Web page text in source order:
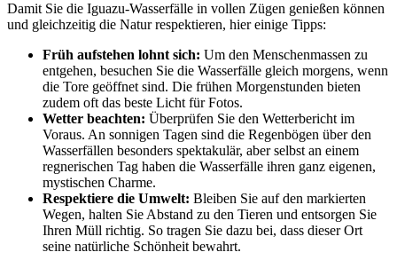
Damit Sie die Iguazu-Wasserfälle in vollen Zügen genießen können
und gleichzeitig die Natur respektieren, hier einige Tipps:
Früh aufstehen lohnt sich: Um den Menschenmassen zu
entgehen, besuchen Sie die Wasserfälle gleich morgens, wenn
die Tore geöffnet sind. Die frühen Morgenstunden bieten
zudem oft das beste Licht für Fotos.
Wetter beachten: Überprüfen Sie den Wetterbericht im
Voraus. An sonnigen Tagen sind die Regenbögen über den
Wasserfällen besonders spektakulär, aber selbst an einem
regnerischen Tag haben die Wasserfälle ihren ganz eigenen,
mystischen Charme.
Respektiere die Umwelt: Bleiben Sie auf den markierten
Wegen, halten Sie Abstand zu den Tieren und entsorgen Sie
Ihren Müll richtig. So tragen Sie dazu bei, dass dieser Ort
seine natürliche Schönheit bewahrt.